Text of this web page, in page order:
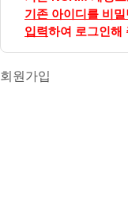
기존 아이디를 비
입력하여 로그인해
회원가입